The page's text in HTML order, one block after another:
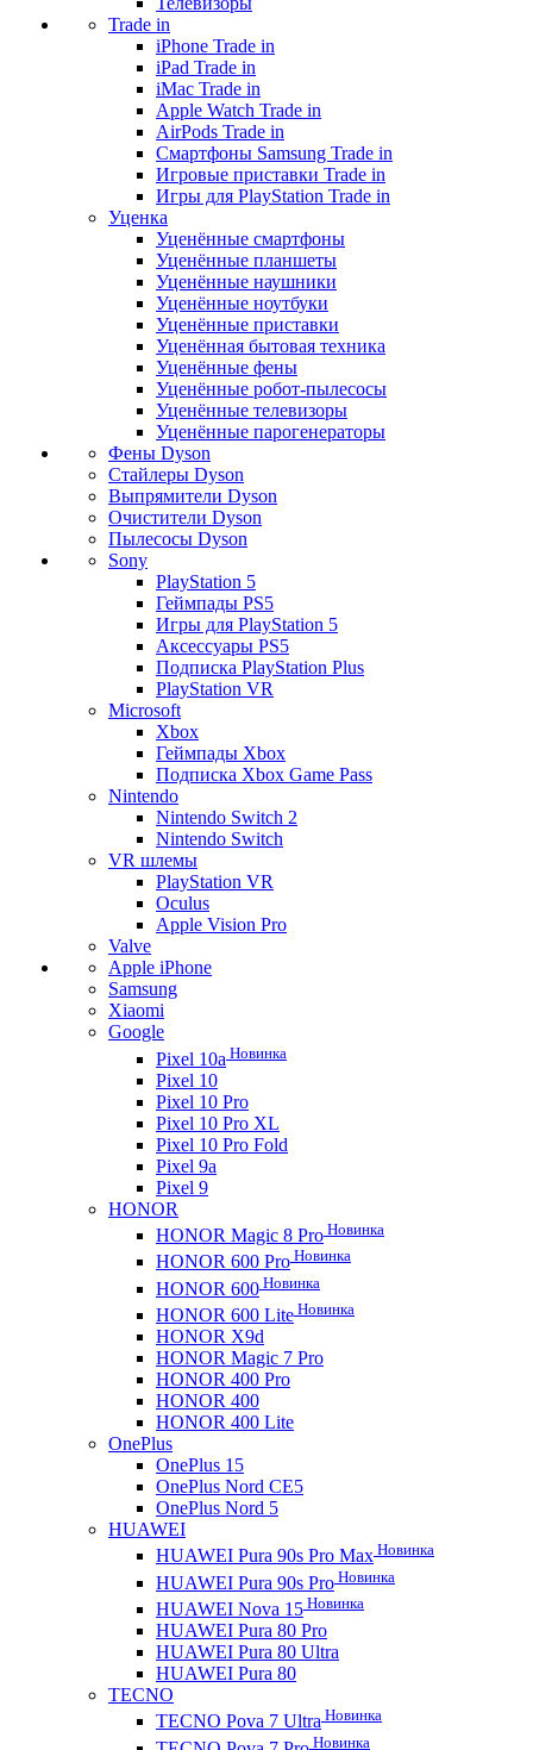
Trade in
iPhone Trade in
iPad Trade in
iMac Trade in
Apple Watch Trade in
AirPods Trade in
Смартфоны Samsung Trade in
Игровые приставки Trade in
Игры для PlayStation Trade in
Уценка
Уценённые смартфоны
Уценённые планшеты
Уценённые наушники
Уценённые ноутбуки
Уценённые приставки
Уценённая бытовая техника
Уценённые фены
Уценённые робот-пылесосы
Уценённые телевизоры
Уценённые парогенераторы
Фены Dyson
Стайлеры Dyson
Выпрямители Dyson
Очистители Dyson
Пылесосы Dyson
Sony
PlayStation 5
Геймпады PS5
Игры для PlayStation 5
Аксессуары PS5
Подписка PlayStation Plus
PlayStation VR
Microsoft
Xbox
Геймпады Xbox
Подписка Xbox Game Pass
Nintendo
Nintendo Switch 2
Nintendo Switch
VR шлемы
PlayStation VR
Oculus
Apple Vision Pro
Valve
Apple iPhone
Samsung
Xiaomi
Google
Pixel 10a Новинка
Pixel 10
Pixel 10 Pro
Pixel 10 Pro XL
Pixel 10 Pro Fold
Pixel 9a
Pixel 9
HONOR
HONOR Magic 8 Pro Новинка
HONOR 600 Pro Новинка
HONOR 600 Новинка
HONOR 600 Lite Новинка
HONOR X9d
HONOR Magic 7 Pro
HONOR 400 Pro
HONOR 400
HONOR 400 Lite
OnePlus
OnePlus 15
OnePlus Nord CE5
OnePlus Nord 5
HUAWEI
HUAWEI Pura 90s Pro Max Новинка
HUAWEI Pura 90s Pro Новинка
HUAWEI Nova 15 Новинка
HUAWEI Pura 80 Pro
HUAWEI Pura 80 Ultra
HUAWEI Pura 80
TECNO
TECNO Pova 7 Ultra Новинка
Новинка